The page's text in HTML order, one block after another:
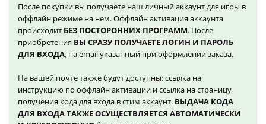
После покупки вы получаете наш личный аккаунт для игры в
оффлайн режиме на нем. Оффлайн активация аккаунта
происходит БЕЗ ПОСТОРОННИХ ПРОГРАММ. После
приобретения ВЫ СРАЗУ ПОЛУЧАЕТЕ ЛОГИН И ПАРОЛЬ
ДЛЯ ВХОДА, на email указанный при оформлении заказа.
На вашей почте также будут доступны: ссылка на
инструкцию по оффлайн активации и ссылка на страницу
получения кода для входа в стим аккаунт. ВЫДАЧА КОДА
ДЛЯ ВХОДА ТАКЖЕ ОСУЩЕСТВЛЯЕТСЯ АВТОМАТИЧЕСКИ